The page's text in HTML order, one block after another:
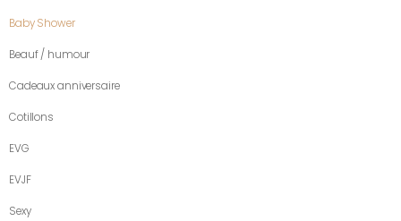
Baby Shower
Beauf / humour
Cadeaux anniversaire
Cotillons
EVG
EVJF
Sexy